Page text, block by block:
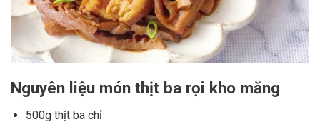
Nguyên liệu món thịt ba rọi kho măng
500g thịt ba chỉ